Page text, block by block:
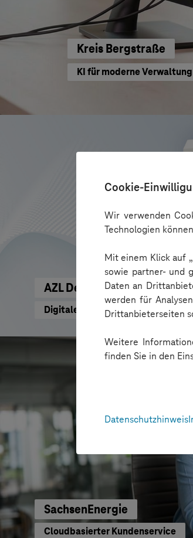
Cookie-
Wir verwenden
Technologien
Mit einem Klick auf
sowie partner- und
Daten an
werden für
Drittanbieterseiten
Weitere
finden Sie in den
Datenschutzhinweis
Kreis Bergstraße
KI für moderne Verwaltung
AZL DeinFach
Digitale Plattform für
SachsenEnergie
Cloudbasierter Kundenservice